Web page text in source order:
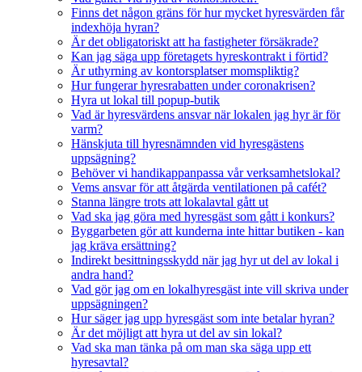
Finns det någon gräns för hur mycket hyresvärden får
indexhöja hyran?
Är det obligatoriskt att ha fastigheter försäkrade?
Kan jag säga upp företagets hyreskontrakt i förtid?
Är uthyrning av kontorsplatser momspliktig?
Hur fungerar hyresrabatten under coronakrisen?
Hyra ut lokal till popup-butik
Vad är hyresvärdens ansvar när lokalen jag hyr är för
varm?
Hänskjuta till hyresnämnden vid hyresgästens
uppsägning?
Behöver vi handikappanpassa vår verksamhetslokal?
Vems ansvar för att åtgärda ventilationen på cafét?
Stanna längre trots att lokalavtal gått ut
Vad ska jag göra med hyresgäst som gått i konkurs?
Byggarbeten gör att kunderna inte hittar butiken - kan
jag kräva ersättning?
Indirekt besittningsskydd när jag hyr ut del av lokal i
andra hand?
Vad gör jag om en lokalhyresgäst inte vill skriva under
uppsägningen?
Hur säger jag upp hyresgäst som inte betalar hyran?
Är det möjligt att hyra ut del av sin lokal?
Vad ska man tänka på om man ska säga upp ett
hyresavtal?